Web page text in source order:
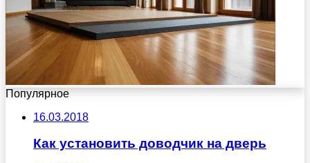
Популярное
16.03.2018
Как установить доводчик на дверь